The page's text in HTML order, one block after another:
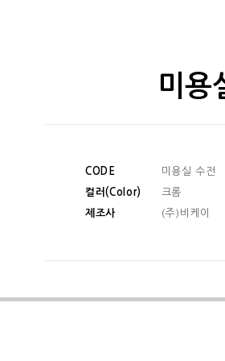
미용
CODE
미용실 수전
컬러(Color)
크롬
제조사
(주)비케이